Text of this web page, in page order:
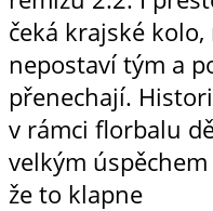
čeká krajské kolo,
nepostaví tým a
přenechají.
v rámci florbalu
velkým
že to klapne